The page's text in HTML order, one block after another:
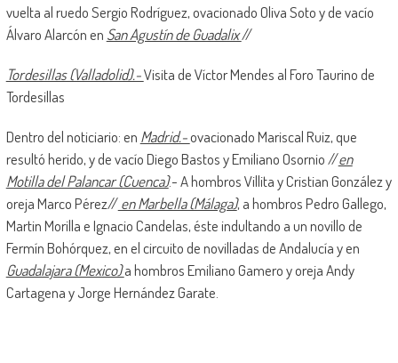
vuelta al ruedo Sergio Rodríguez, ovacionado Oliva Soto y de vacío
Álvaro Alarcón en San Agustín de Guadalix//
Tordesillas (Valladolid).-Visita de Víctor Mendes al Foro Taurino de
Tordesillas
Dentro del noticiario: en Madrid.-ovacionado Mariscal Ruiz, que
resultó herido, y de vacío Diego Bastos y Emiliano Osornio //en
Motilla del Palancar (Cuenca).- A hombros Villita y Cristian González y
oreja Marco Pérez//en Marbella (Málaga), a hombros Pedro Gallego,
Martin Morilla e Ignacio Candelas, éste indultando a un novillo de
Fermín Bohórquez, en el circuito de novilladas de Andalucía y en
Guadalajara (Mexico)a hombros Emiliano Gamero y oreja Andy
Cartagena y Jorge Hernández Garate.